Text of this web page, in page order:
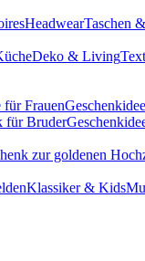
HeadwearTaschen
Deko & Living
für Frauen
für Bruder
zur goldenen
Klassiker & Kids